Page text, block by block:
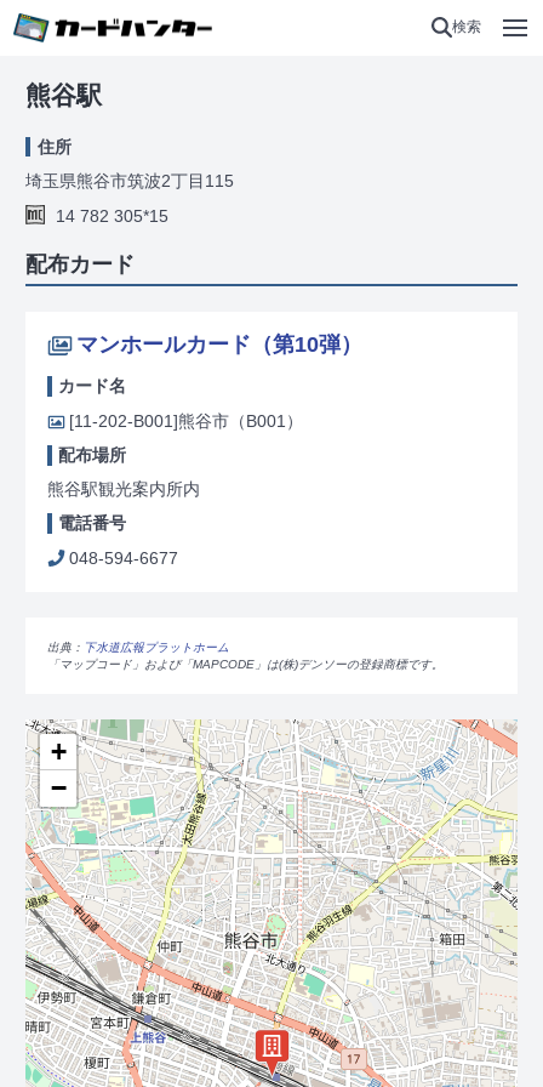
検索
熊谷駅
住所
埼玉県熊谷市筑波2丁目115
14 782 305*15
配布カード
マンホールカード（第10弾）
カード名
[11-202-B001]熊谷市（B001）
配布場所
熊谷駅観光案内所内
電話番号
048-594-6677
出典： 下水道広報プラットホーム
「マップコード」および「MAPCODE」は(株)デンソーの登録商標です。
+
−